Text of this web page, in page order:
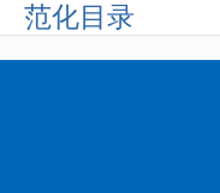
范化目录